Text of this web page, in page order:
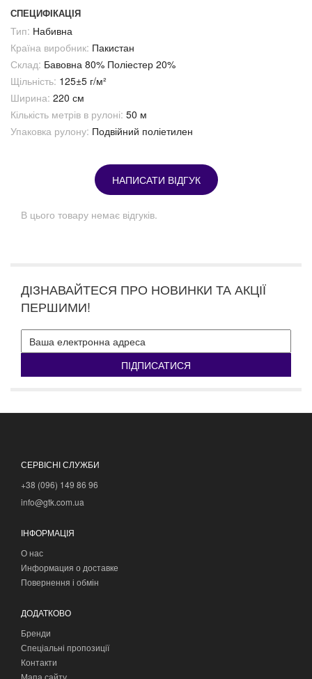
СПЕЦИФІКАЦІЯ
Тип: Набивна
Країна виробник: Пакистан
Склад: Бавовна 80% Поліестер 20%
Щільність: 125±5 г/м²
Ширина: 220 см
Кількість метрів в рулоні: 50 м
Упаковка рулону: Подвійний поліетилен
НАПИСАТИ ВІДГУК
В цього товару немає відгуків.
ДІЗНАВАЙТЕСЯ ПРО НОВИНКИ ТА АКЦІЇ
ПЕРШИМИ!
ПІДПИСАТИСЯ
СЕРВІСНІ СЛУЖБИ
+38 (096) 149 86 96
info@gtk.com.ua
ІНФОРМАЦІЯ
О нас
Информация о доставке
Повернення і обмін
ДОДАТКОВО
Бренди
Спеціальні пропозиції
Контакти